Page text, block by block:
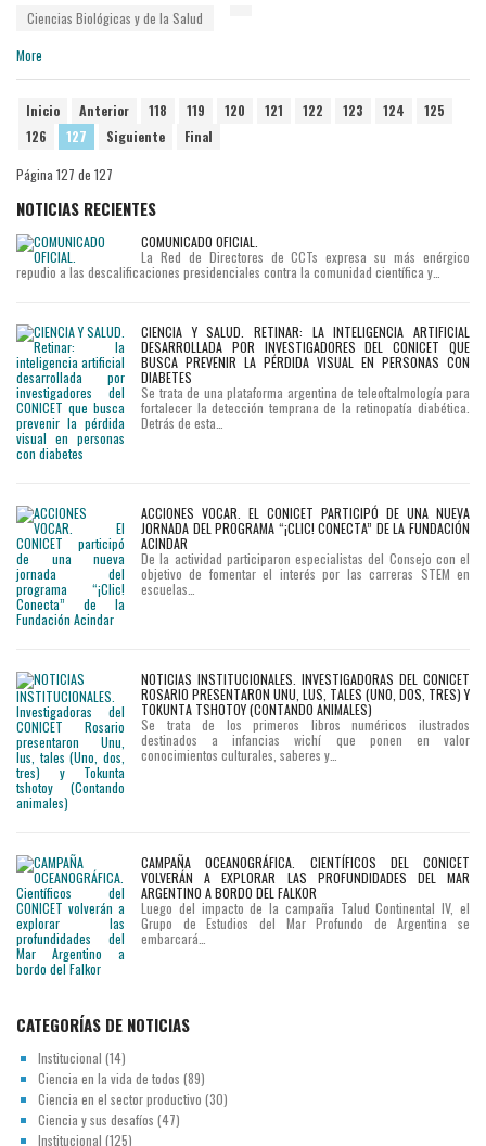
Ciencias Biológicas y de la Salud
More
Inicio Anterior 118 119 120 121 122 123 124
125
126
127 Siguiente Final
Página 127 de 127
NOTICIAS RECIENTES
COMUNICADO OFICIAL.
La Red de Directores de CCTs expresa su más enérgico
repudio a las descalificaciones presidenciales contra la comunidad científica y…
CIENCIA Y SALUD. RETINAR: LA INTELIGENCIA ARTIFICIAL
DESARROLLADA POR INVESTIGADORES DEL CONICET QUE
BUSCA PREVENIR LA PÉRDIDA VISUAL EN PERSONAS CON
DIABETES
Se trata de una plataforma argentina de teleoftalmología para
fortalecer la detección temprana de la retinopatía diabética.
Detrás de esta…
ACCIONES VOCAR. EL CONICET PARTICIPÓ DE UNA NUEVA
JORNADA DEL PROGRAMA “¡CLIC! CONECTA” DE LA FUNDACIÓN
ACINDAR
De la actividad participaron especialistas del Consejo con el
objetivo de fomentar el interés por las carreras STEM en
escuelas…
NOTICIAS INSTITUCIONALES. INVESTIGADORAS DEL CONICET
ROSARIO PRESENTARON UNU, LUS, TALES (UNO, DOS, TRES) Y
TOKUNTA TSHOTOY (CONTANDO ANIMALES)
Se trata de los primeros libros numéricos ilustrados
destinados a infancias wichí que ponen en valor
conocimientos culturales, saberes y…
CAMPAÑA OCEANOGRÁFICA. CIENTÍFICOS DEL CONICET
VOLVERÁN A EXPLORAR LAS PROFUNDIDADES DEL MAR
ARGENTINO A BORDO DEL FALKOR
Luego del impacto de la campaña Talud Continental IV, el
Grupo de Estudios del Mar Profundo de Argentina se
embarcará…
CATEGORÍAS DE NOTICIAS
Institucional (14)
Ciencia en la vida de todos (89)
Ciencia en el sector productivo (30)
Ciencia y sus desafíos (47)
Institucional (125)